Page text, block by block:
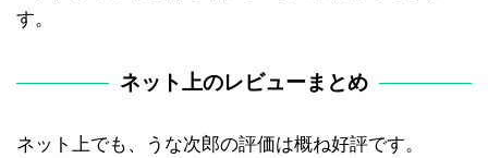
す。
ネット上のレビューまとめ
ネット上でも、うな次郎の評価は概ね好評です。